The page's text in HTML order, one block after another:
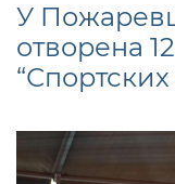
У
отворена